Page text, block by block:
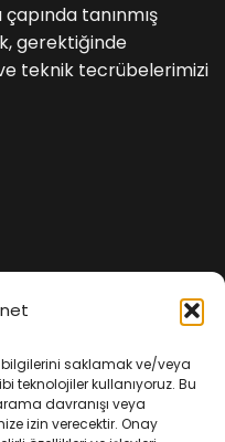
saklamak ve/veya
teknolojiler kullanıyoruz. Bu
davranışı veya
izin verecektir. Onay
tanınmış
gerektiğinde
teknik tecrübelerimizi